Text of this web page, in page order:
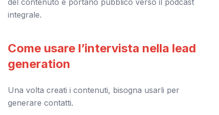
del contenuto e portano pubblico verso il podcast
integrale.
Come usare l’intervista nella lead
generation
Una volta creati i contenuti, bisogna usarli per
generare contatti.